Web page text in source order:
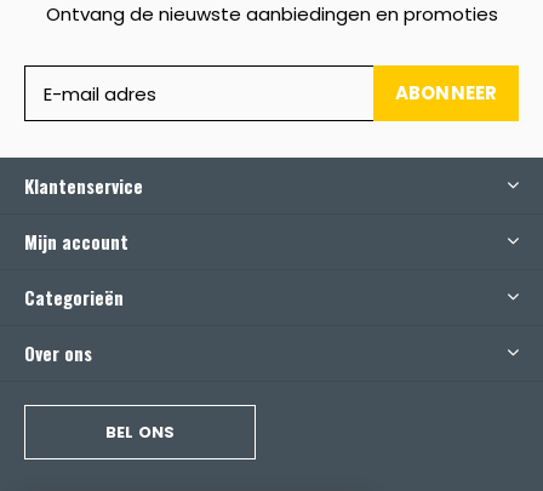
Ontvang de nieuwste aanbiedingen en promoties
ABONNEER
Klantenservice
Mijn account
Categorieën
Over ons
BEL ONS